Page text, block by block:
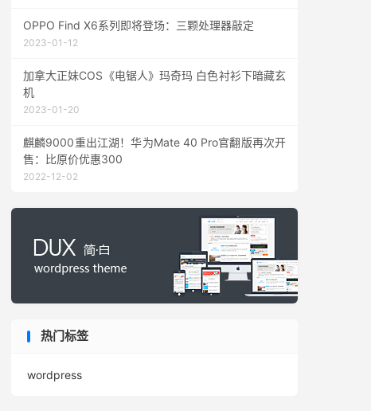
OPPO Find X6系列即将登场：三颗处理器敲定
2023-01-12
加拿大正妹COS《电锯人》玛奇玛 白色衬衫下暗藏玄
机
2023-01-20
麒麟9000重出江湖！华为Mate 40 Pro官翻版再次开
售：比原价优惠300
2022-12-02
热门标签
wordpress